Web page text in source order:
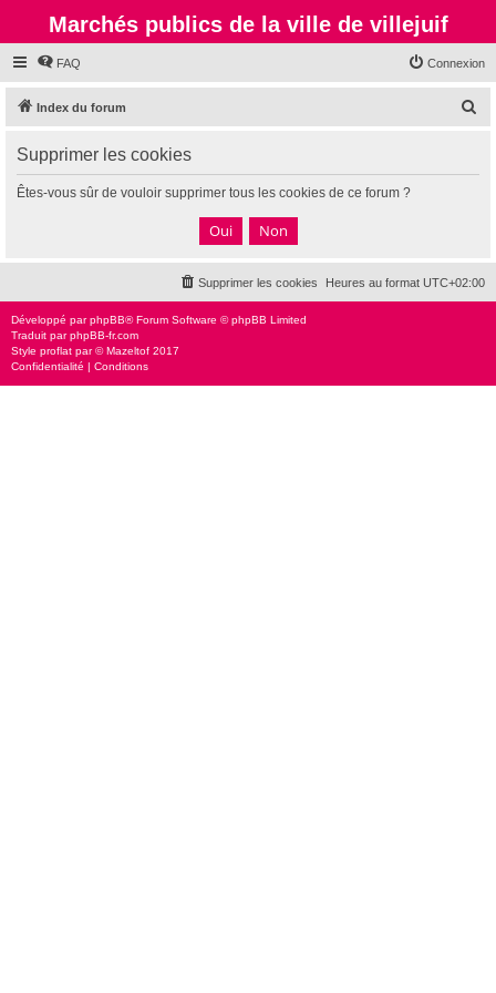
Marchés publics de la ville de villejuif
FAQ Connexion
Index du forum
c
Supprimer les cookies
Êtes-vous sûr de vouloir supprimer tous les cookies de ce forum ?
Heures au format UTC+02:00
Supprimer les cookies
Développé parphpBB® Forum Software © phpBB Limited
Traduit parphpBB-fr.com
Style proflat par ©Mazeltof 2017
Confidentialité | Conditions